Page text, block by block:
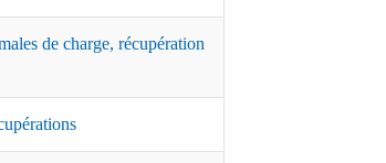
de charge, récupération